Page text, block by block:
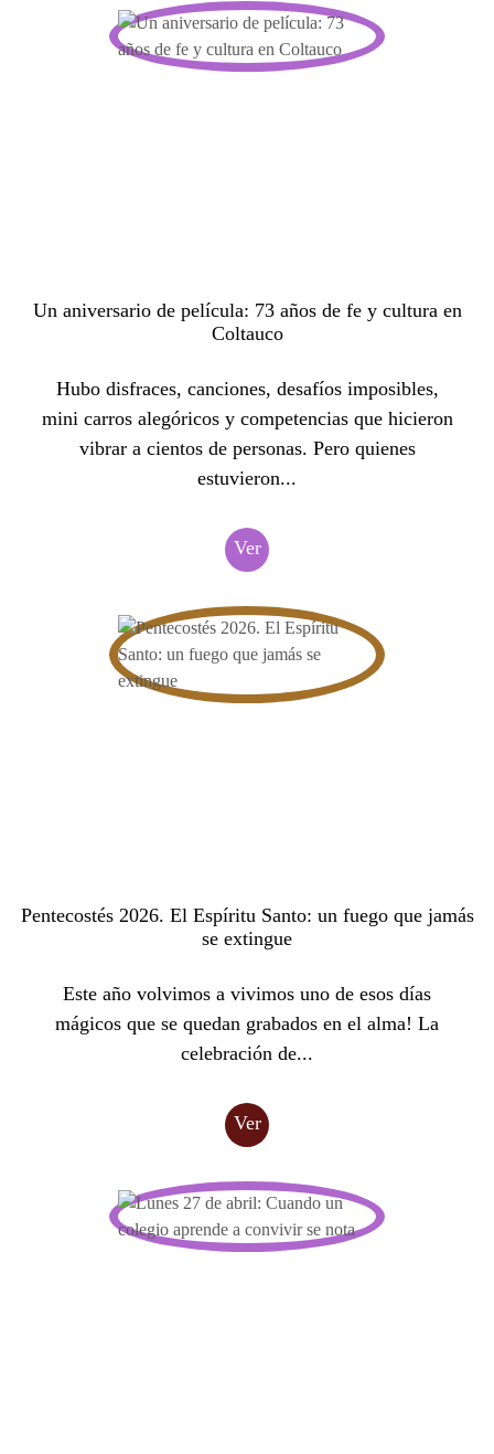
Un aniversario de película: 73 años de fe y cultura en
Coltauco
Hubo disfraces, canciones, desafíos imposibles,
mini carros alegóricos y competencias que hicieron
vibrar a cientos de personas. Pero quienes
estuvieron...
Ver
Pentecostés 2026. El Espíritu Santo: un fuego que jamás
se extingue
Este año volvimos a vivimos uno de esos días
mágicos que se quedan grabados en el alma! La
celebración de...
Ver